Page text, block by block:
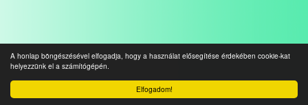
Elfogadom!
A honlap böngészésével elfogadja, hogy a használat elősegítése érdekében cookie-kat
helyezzünk el a számítógépén.